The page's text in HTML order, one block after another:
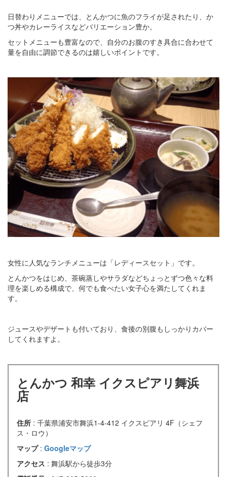
日替わりメニューでは、とんかつに魚のフライが足されたり、か
つ丼やカレーライスなどバリエーション豊か。
セットメニューも豊富なので、自分のお腹のすき具合に合わせて
量を自由に調節できるのは嬉しいポイントです。
女性に人気なランチメニューは「レディースセット」です。
とんかつをはじめ、茶碗蒸しやサラダなどちょっとずつ色々な料
理を楽しめる構成で、何でも食べたい女子心を満たしてくれま
す。
ジュースやデザートも付いており、食後の別腹もしっかりカバー
してくれますよ。
とんかつ 和幸 イクスピアリ舞浜
店
住所 : 千葉県浦安市舞浜1-4-412 イクスピアリ 4F（シェフ
ス・ロウ）
マップ : Googleマップ
アクセス : 舞浜駅から徒歩3分